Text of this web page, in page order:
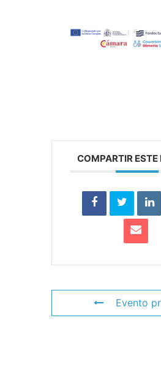
COMPARTIR ESTE
Evento